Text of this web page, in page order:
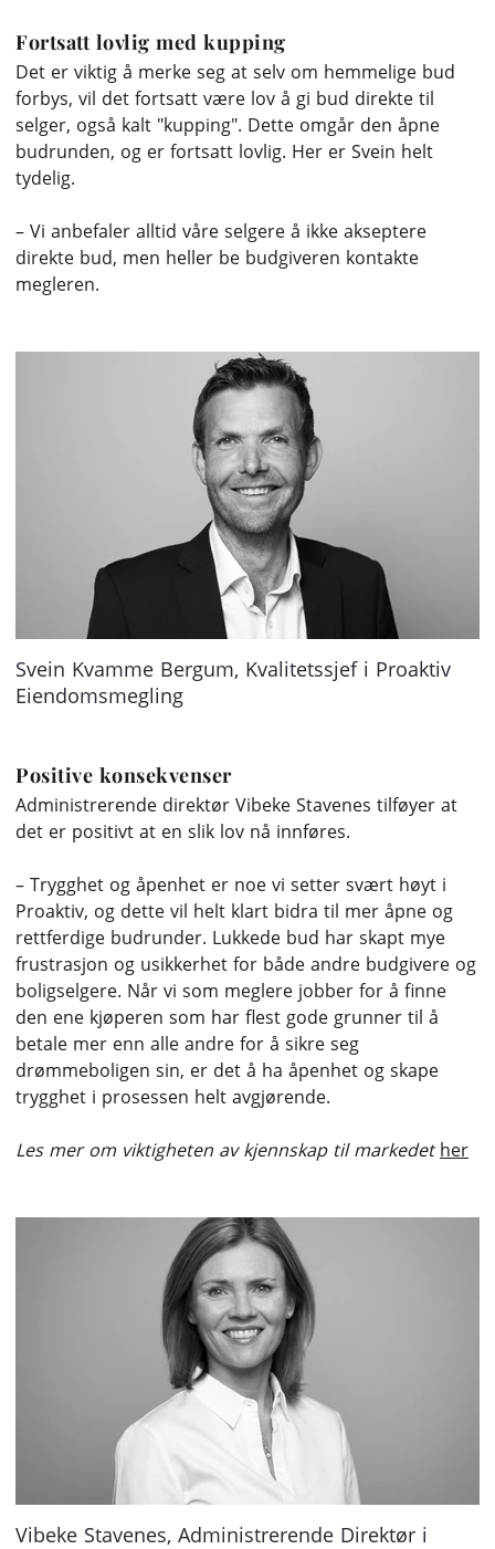
Fortsatt lovlig med kupping
Det er viktig å merke seg at selv om hemmelige bud
forbys, vil det fortsatt være lov å gi bud direkte til
selger, også kalt "kupping". Dette omgår den åpne
budrunden, og er fortsatt lovlig. Her er Svein helt
tydelig.
– Vi anbefaler alltid våre selgere å ikke akseptere
direkte bud, men heller be budgiveren kontakte
megleren.
Svein Kvamme Bergum, Kvalitetssjef i Proaktiv
Eiendomsmegling
Positive konsekvenser
Administrerende direktør Vibeke Stavenes tilføyer at
det er positivt at en slik lov nå innføres.
– Trygghet og åpenhet er noe vi setter svært høyt i
Proaktiv, og dette vil helt klart bidra til mer åpne og
rettferdige budrunder. Lukkede bud har skapt mye
frustrasjon og usikkerhet for både andre budgivere og
boligselgere. Når vi som meglere jobber for å finne
den ene kjøperen som har flest gode grunner til å
betale mer enn alle andre for å sikre seg
drømmeboligen sin, er det å ha åpenhet og skape
trygghet i prosessen helt avgjørende.
Les mer om viktigheten av kjennskap til markedether
Vibeke Stavenes, Administrerende Direktør i